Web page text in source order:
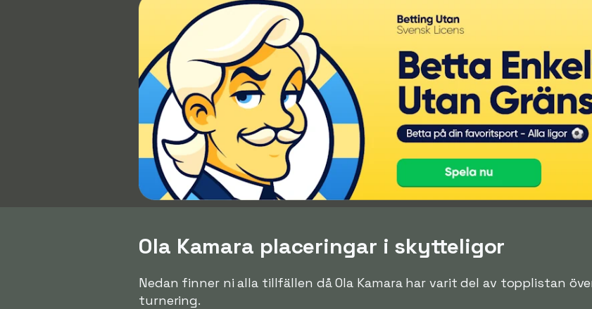
Ola Kamara placeringar i skytteligor
Nedan finner ni alla tillfällen då Ola Kamara har varit del av topplistan
turnering.